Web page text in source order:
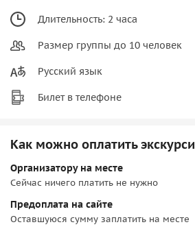
Длительность: 2 часа
Размер группы до 10 человек
Русский язык
Билет в телефоне
Как можно оплатить
Организатору на месте
Сейчас ничего платить не нужно
Предоплата на сайте
Оставшуюся сумму заплатить на месте